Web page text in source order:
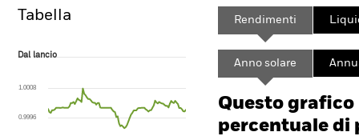
Tabella
Dal lancio
The chart has 1 X axis displaying Time. Range: 2018-01-01 00:00:00 to
The chart has 1 Y axis displaying values. Range: 0.9984 to 1.002.
Dal lancio
0.9996
1.0008
Rendimenti
Anno solare
Questo
percentuale di